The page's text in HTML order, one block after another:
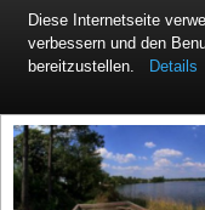
Diese Internetseite
verbessern und den
bereitzustellen.
Details